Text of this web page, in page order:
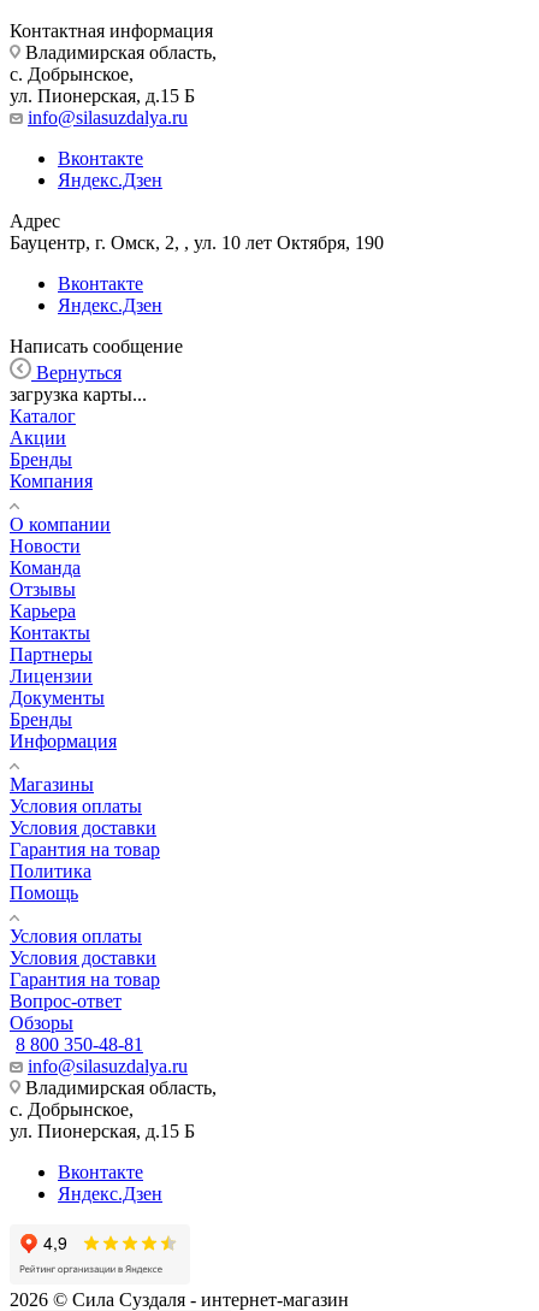
Контактная информация
Владимирская область,
с. Добрынское,
ул. Пионерская, д.15 Б
info@silasuzdalya.ru
Вконтакте
Яндекс.Дзен
Адрес
Бауцентр, г. Омск, 2, , ул. 10 лет Октября, 190
Вконтакте
Яндекс.Дзен
Написать сообщение
Вернуться
загрузка карты...
Каталог
Акции
Бренды
Компания
О компании
Новости
Команда
Отзывы
Карьера
Контакты
Партнеры
Лицензии
Документы
Бренды
Информация
Магазины
Условия оплаты
Условия доставки
Гарантия на товар
Политика
Помощь
Условия оплаты
Условия доставки
Гарантия на товар
Вопрос-ответ
Обзоры
8 800 350-48-81
info@silasuzdalya.ru
Владимирская область,
с. Добрынское,
ул. Пионерская, д.15 Б
Вконтакте
Яндекс.Дзен
2026 © Сила Суздаля - интернет-магазин